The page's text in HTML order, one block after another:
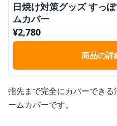
日焼け対策グッズ すっ
ムカバー
¥2,780
商品の詳
指先まで完全にカバーでき
ームカバーです。